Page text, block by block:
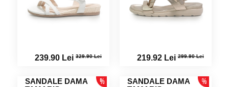
239.90 Lei 329.90 Lei 219.92 Lei299.90 Lei
SANDALE DAMA
SANDALE DAMA